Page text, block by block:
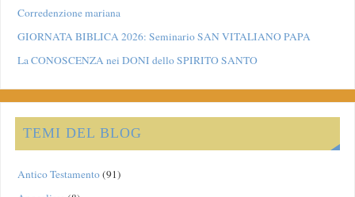
Corredenzione mariana
GIORNATA BIBLICA 2026: Seminario SAN VITALIANO PAPA
La CONOSCENZA nei DONI dello SPIRITO SANTO
TEMI DEL BLOG
Antico Testamento(91)